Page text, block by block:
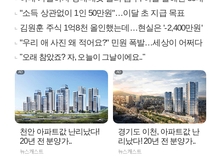
"소득 상관없이 1인 50만원"…이달 초 지급 목표
김원훈 주식 1억8천 올인했는데…현실은 '-2,400만원'
"우리 애 사진 왜 적어요?" 민원 폭발…세상이 어쩌다
"오래 참았죠? 자, 오늘이 그날이에요.."
천안 아파트값 난리났다!
20년 전 분양가..
뉴스캐스트
경기도 이천, 아파트값 난
리났다! 20년 전 분양가..
뉴스캐스트